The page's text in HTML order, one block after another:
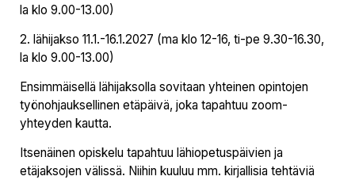
la klo 9.00-13.00)
2. lähijakso 11.1.-16.1.2027 (ma klo 12-16, ti-pe 9.30-16.30,
la klo 9.00-13.00)
Ensimmäisellä lähijaksolla sovitaan yhteinen opintojen
työnohjauksellinen etäpäivä, joka tapahtuu zoom-
yhteyden kautta.
Itsenäinen opiskelu tapahtuu lähiopetuspäivien ja
etäjaksojen välissä. Niihin kuuluu mm. kirjallisia tehtäviä